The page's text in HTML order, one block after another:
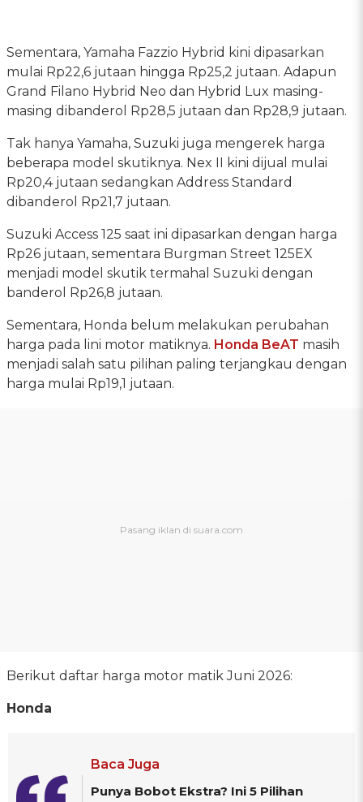
Sementara, Yamaha Fazzio Hybrid kini dipasarkan
mulai Rp22,6 jutaan hingga Rp25,2 jutaan. Adapun
Grand Filano Hybrid Neo dan Hybrid Lux masing-
masing dibanderol Rp28,5 jutaan dan Rp28,9 jutaan.
Tak hanya Yamaha, Suzuki juga mengerek harga
beberapa model skutiknya. Nex II kini dijual mulai
Rp20,4 jutaan sedangkan Address Standard
dibanderol Rp21,7 jutaan.
Suzuki Access 125 saat ini dipasarkan dengan harga
Rp26 jutaan, sementara Burgman Street 125EX
menjadi model skutik termahal Suzuki dengan
banderol Rp26,8 jutaan.
Sementara, Honda belum melakukan perubahan
harga pada lini motor matiknya. Honda BeAT masih
menjadi salah satu pilihan paling terjangkau dengan
harga mulai Rp19,1 jutaan.
Berikut daftar harga motor matik Juni 2026:
Honda
Baca Juga
Punya Bobot Ekstra? Ini 5 Pilihan